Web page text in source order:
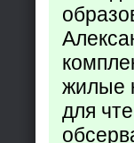
жилые
для